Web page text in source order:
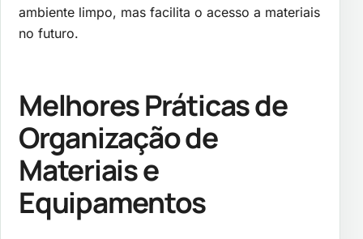
ambiente limpo, mas facilita o acesso a materiais
no futuro.
Melhores Práticas de
Organização de
Materiais e
Equipamentos